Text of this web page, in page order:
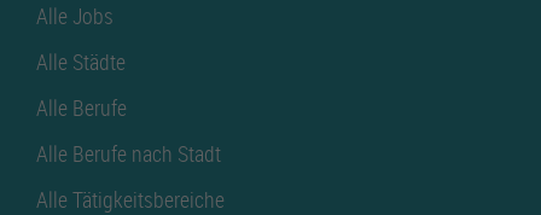
Alle Jobs
Alle Städte
Alle Berufe
Alle Berufe nach Stadt
Alle Tätigkeitsbereiche